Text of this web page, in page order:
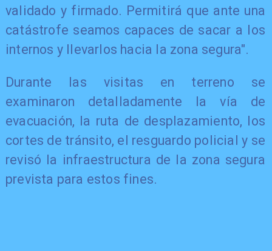
validado y firmado. Permitirá que ante una
catástrofe seamos capaces de sacar a los
internos y llevarlos hacia la zona segura".
Durante las visitas en terreno se
examinaron detalladamente la vía de
evacuación, la ruta de desplazamiento, los
cortes de tránsito, el resguardo policial y se
revisó la infraestructura de la zona segura
prevista para estos fines.